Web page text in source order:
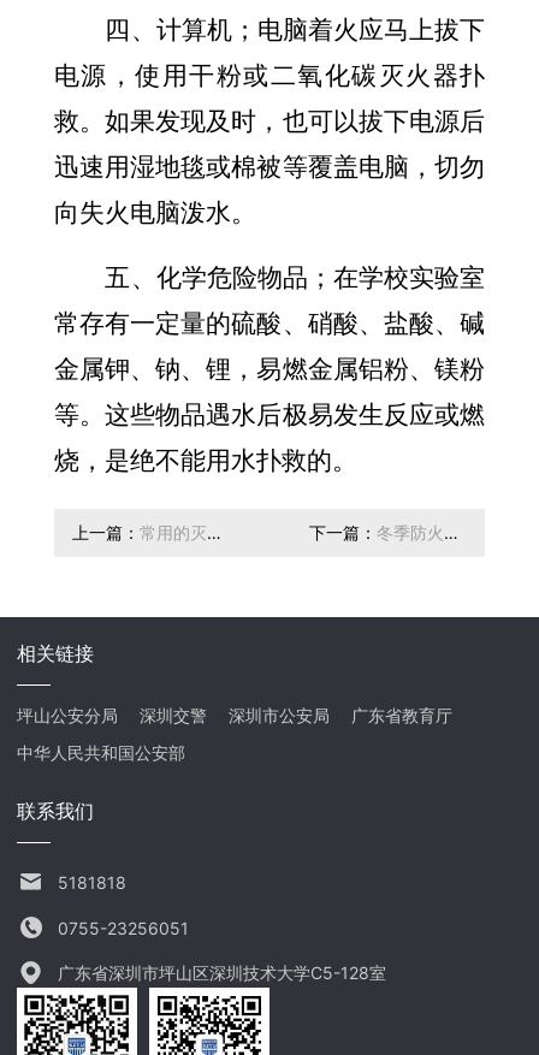
四、计算机；电脑着火应马上拔下
电源，使用干粉或二氧化碳灭火器扑
救。如果发现及时，也可以拔下电源后
迅速用湿地毯或棉被等覆盖电脑，切勿
向失火电脑泼水。
五、化学危险物品；在学校实验室
常存有一定量的硫酸、硝酸、盐酸、碱
金属钾、钠、锂，易燃金属铝粉、镁粉
等。这些物品遇水后极易发生反应或燃
烧，是绝不能用水扑救的。
上一篇： 常用的灭火 下一篇： 冬季防火安
相关链接
坪山公安分局 深圳交警 深圳市公安局
广东省教育厅
中华人民共和国公安部
联系我们
5181818
0755-23256051
广东省深圳市坪山区深圳技术大学C5-128室